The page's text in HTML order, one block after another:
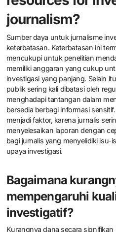
journalism?
Sumber daya untuk jurnalisme
keterbatasan. Keterbatasan ini
mencukupi untuk penelitian
memiliki anggaran yang cukup
investigasi yang panjang. Selain
publik sering kali dibatasi oleh
menghadapi tantangan dalam
bersedia berbagi informasi
menjadi faktor, karena jurnalis
menyelesaikan laporan dengan
bagi jurnalis yang menyelidiki isu-
upaya investigasi.
Bagaimana
mempengaruhi
investigatif?
Kurangnya dana secara